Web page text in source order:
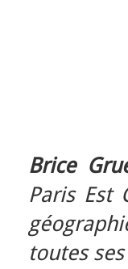
Brice
Paris Est
toutes